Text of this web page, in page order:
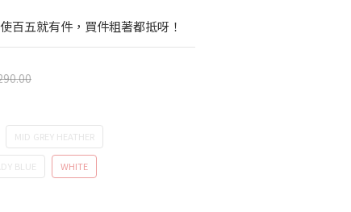
百五就有件，買件粗著都抵呀！
MID GREY HEATHER
BLUE WHITE